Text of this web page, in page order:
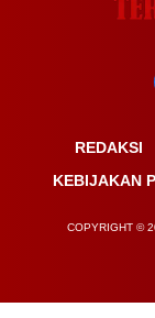
REDAKSI
KEBIJAKAN
COPYRIGHT ©